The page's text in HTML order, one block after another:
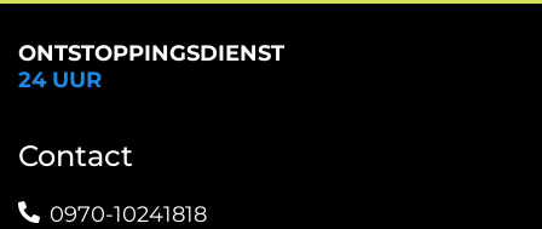
ONTSTOPPINGSDIENST
24 UUR
Contact
0970-10241818